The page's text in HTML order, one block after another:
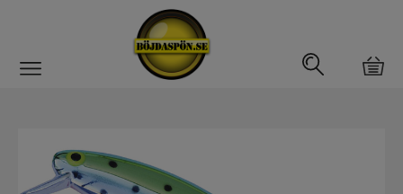
Abborrfemman